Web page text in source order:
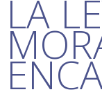
LA